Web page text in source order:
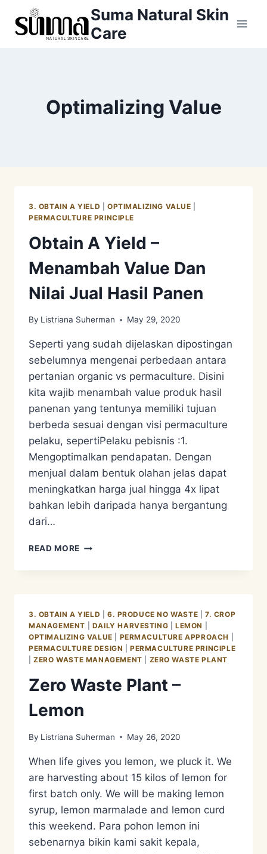
Suma Natural Skin
Care
Optimalizing Value
3. OBTAIN A YIELD OPTIMALIZING VALUE
PERMACULTURE PRINCIPLE
Obtain A Yield –
Menambah Value Dan
Nilai Jual Hasil Panen
By Listriana Suherman May 29, 2020
Seperti yang sudah dijelaskan dipostingan
sebelumnya mengenai perbedaan antara
pertanian organic vs permaculture. Disini
kita wajib menambah value produk hasil
panenan yang tentunya memiliki tujuan
berbeda sesuai dengan visi permaculture
pelaku, sepertiPelaku pebisnis :1.
Mengoptimalkan pendapatan. Dengan
menjual dalam bentuk olahan jelas dapat
meningkatkan harga jual hingga 4x lipat
bahkan lebih daripada hanya bergantung
dari…
READ MORE OBTAIN
YIELD
VALUE
DAN
NILAI
JUAL
HASIL
3. OBTAIN A YIELD 6. PRODUCE NO WASTE |7. CROP
MANAGEMENT
DAILY HARVESTING |LEMON
OPTIMALIZING VALUE
PERMACULTURE APPROACH
PERMACULTURE DESIGN |PERMACULTURE PRINCIPLE
|ZERO WASTE MANAGEMENT ZERO WASTE PLANT
Zero Waste Plant –
Lemon
By Listriana Suherman May 26, 2020
When life gives you lemon, we pluck it. We
are harvesting about 15 kilos of lemon for
first batch only. We will be making lemon
syrup, lemon marmalade and lemon curd
this weekend. Para pohon lemon ini
sebenarnya bikin kami sakit kepala,